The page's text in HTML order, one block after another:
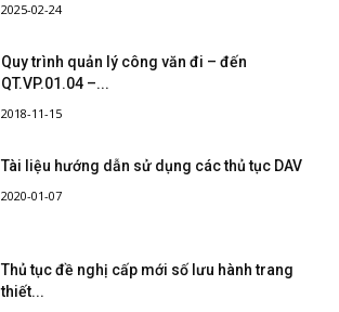
2025-02-24
Quy trình quản lý công văn đi – đến
QT.VP.01.04 –...
2018-11-15
Tài liệu hướng dẫn sử dụng các thủ tục DAV
2020-01-07
Thủ tục đề nghị cấp mới số lưu hành trang
thiết...